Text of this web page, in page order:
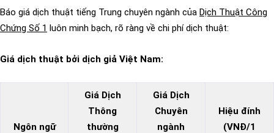
Báo giá dịch thuật tiếng Trung chuyên ngành của Dịch Thuật Công
Chứng Số 1 luôn minh bạch, rõ ràng về chi phí dịch thuật:
Giá dịch thuật bởi dịch giả Việt Nam:
Ngôn ngữ
Giá Dịch
Thông
thường
Giá Dịch
Chuyên
ngành
Hiệu đính
(VNĐ/1